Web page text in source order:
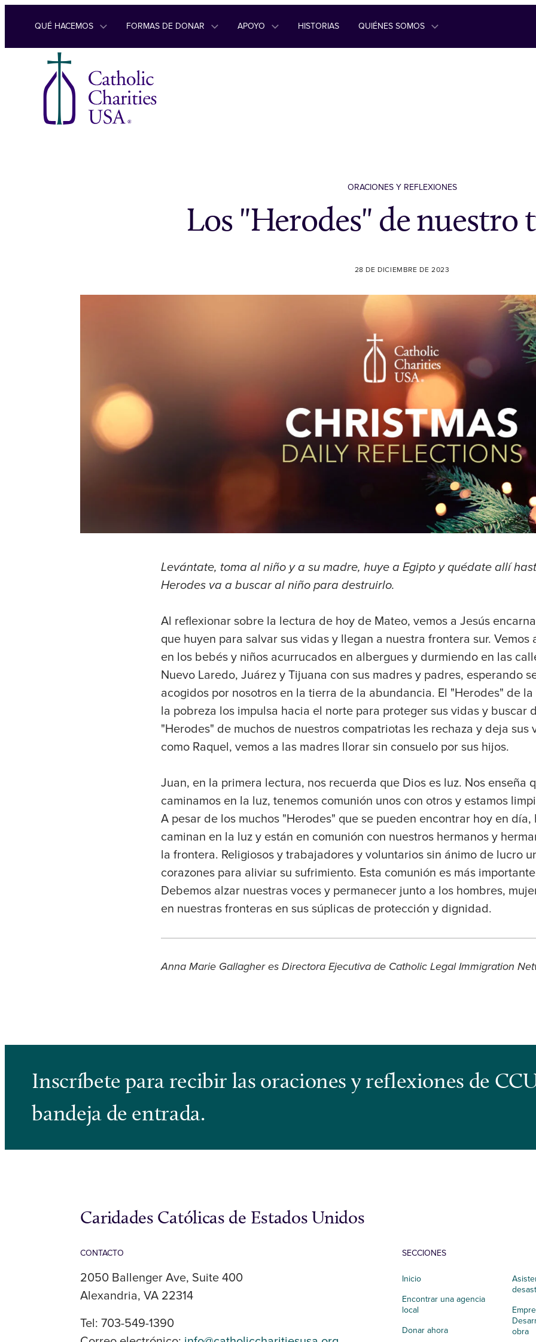
Ir al contenido
QUÉ HACEMOS FORMAS DE DONAR APOYO HISTORIAS QUIÉNES SOMOS
ORACIONES Y REFLEXIONES
Los "Herodes" de nuestro
28 DE DICIEMBRE DE 2023
Levántate, toma al niño y a su madre, huye a Egipto y quédate allí
Herodes va a buscar al niño para destruirlo.
Al reflexionar sobre la lectura de hoy de Mateo, vemos a Jesús
que huyen para salvar sus vidas y llegan a nuestra frontera sur. Vemos
en los bebés y niños acurrucados en albergues y durmiendo en las
Nuevo Laredo, Juárez y Tijuana con sus madres y padres, esperando
acogidos por nosotros en la tierra de la abundancia. El "Herodes" de
la pobreza los impulsa hacia el norte para proteger sus vidas y buscar
"Herodes" de muchos de nuestros compatriotas les rechaza y deja sus
como Raquel, vemos a las madres llorar sin consuelo por sus hijos.
Juan, en la primera lectura, nos recuerda que Dios es luz. Nos enseña
caminamos en la luz, tenemos comunión unos con otros y estamos
A pesar de los muchos "Herodes" que se pueden encontrar hoy en día,
caminan en la luz y están en comunión con nuestros hermanos y
la frontera. Religiosos y trabajadores y voluntarios sin ánimo de lucro
corazones para aliviar su sufrimiento. Esta comunión es más
Debemos alzar nuestras voces y permanecer junto a los hombres,
en nuestras fronteras en sus súplicas de protección y dignidad.
Anna Marie Gallagher es Directora Ejecutiva de Catholic Legal Immigration
Inscríbete para recibir las oraciones y reflexiones de
bandeja de entrada.
Caridades Católicas de Estados Unidos
CONTACTO
2050 Ballenger Ave, Suite 400
Alexandria, VA 22314
Tel: 703-549-1390
SECCIONES
Inicio
Encontrar una agencia
local
Donar ahora
obra